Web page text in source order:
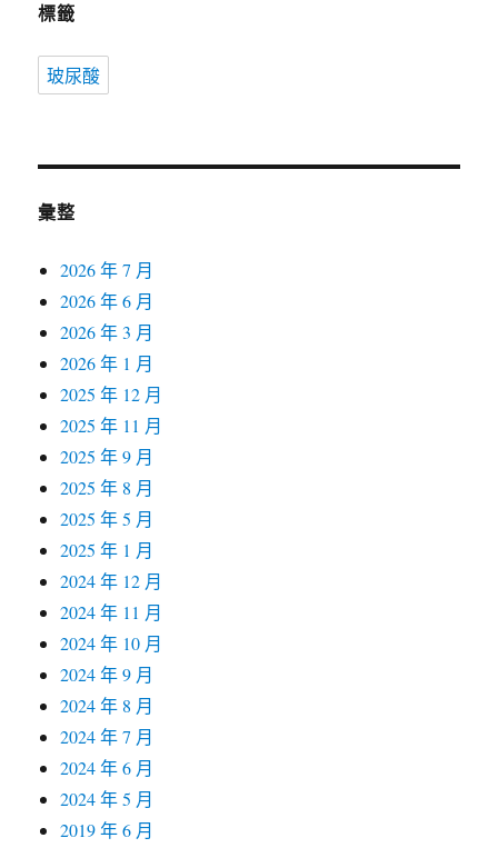
標籤
玻尿酸
彙整
2026 年 7 月
2026 年 6 月
2026 年 3 月
2026 年 1 月
2025 年 12 月
2025 年 11 月
2025 年 9 月
2025 年 8 月
2025 年 5 月
2025 年 1 月
2024 年 12 月
2024 年 11 月
2024 年 10 月
2024 年 9 月
2024 年 8 月
2024 年 7 月
2024 年 6 月
2024 年 5 月
2019 年 6 月